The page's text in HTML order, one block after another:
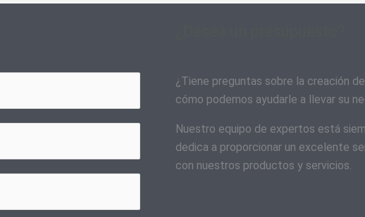
¿Tiene preguntas sobre la creación
cómo podemos ayudarle a llevar su
Nuestro equipo de expertos está
dedica a proporcionar un excelente
con nuestros productos y servicios.